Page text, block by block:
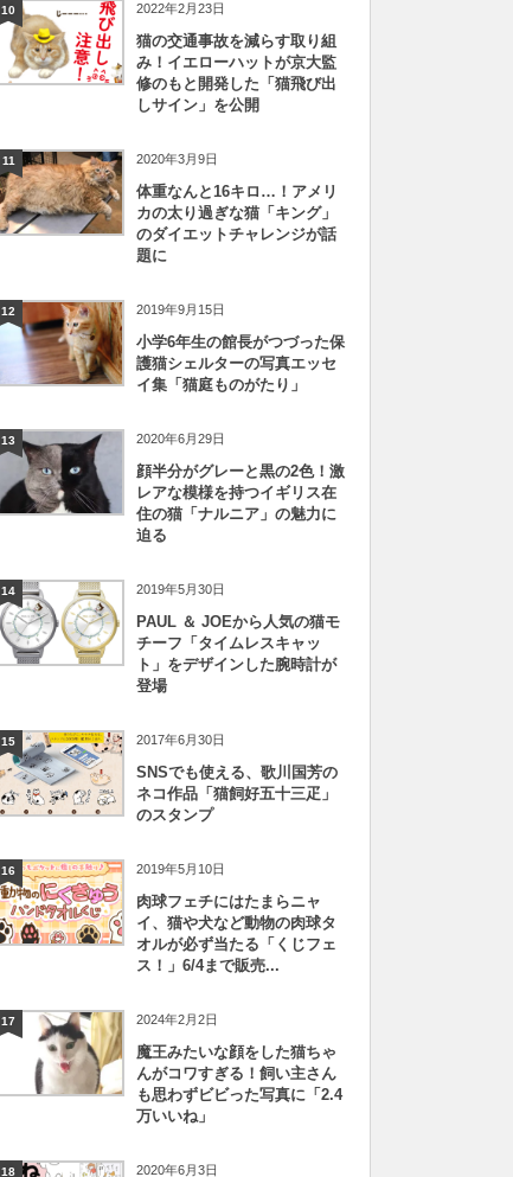
10 2022年2月23日
猫の交通事故を減らす取り組
み！イエローハットが京大監
修のもと開発した「猫飛び出
しサイン」を公開
11 2020年3月9日
体重なんと16キロ…！アメリ
カの太り過ぎな猫「キング」
のダイエットチャレンジが話
題に
12 2019年9月15日
小学6年生の館長がつづった保
護猫シェルターの写真エッセ
イ集「猫庭ものがたり」
13 2020年6月29日
顔半分がグレーと黒の2色！激
レアな模様を持つイギリス在
住の猫「ナルニア」の魅力に
迫る
14 2019年5月30日
PAUL ＆ JOEから人気の猫モ
チーフ「タイムレスキャッ
ト」をデザインした腕時計が
登場
15 2017年6月30日
SNSでも使える、歌川国芳の
ネコ作品「猫飼好五十三疋」
のスタンプ
16 2019年5月10日
肉球フェチにはたまらニャ
イ、猫や犬など動物の肉球タ
オルが必ず当たる「くじフェ
ス！」6/4まで販売...
17 2024年2月2日
魔王みたいな顔をした猫ちゃ
んがコワすぎる！飼い主さん
も思わずビビった写真に「2.4
万いいね」
18 2020年6月3日